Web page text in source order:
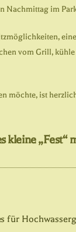
Nachmittag im
vom Grill, kühle
möchte, ist
kleine „Fest“
für